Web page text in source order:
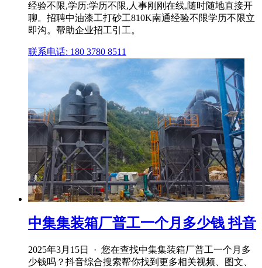
经验不限,学历:学历不限,人事刚刚在线,随时随地直接开
聊。招聘中油漆工打砂工810K南通经验不限学历不限立
即沟。帮助企业招工引工。
联系电话: 180 3780 8511
中集集装箱厂普工一个月多少钱 抖音
2025年3月15日 · 您在查找中集集装箱厂普工一个月多
少钱吗？抖音综合搜索帮你找到更多相关视频、图文、